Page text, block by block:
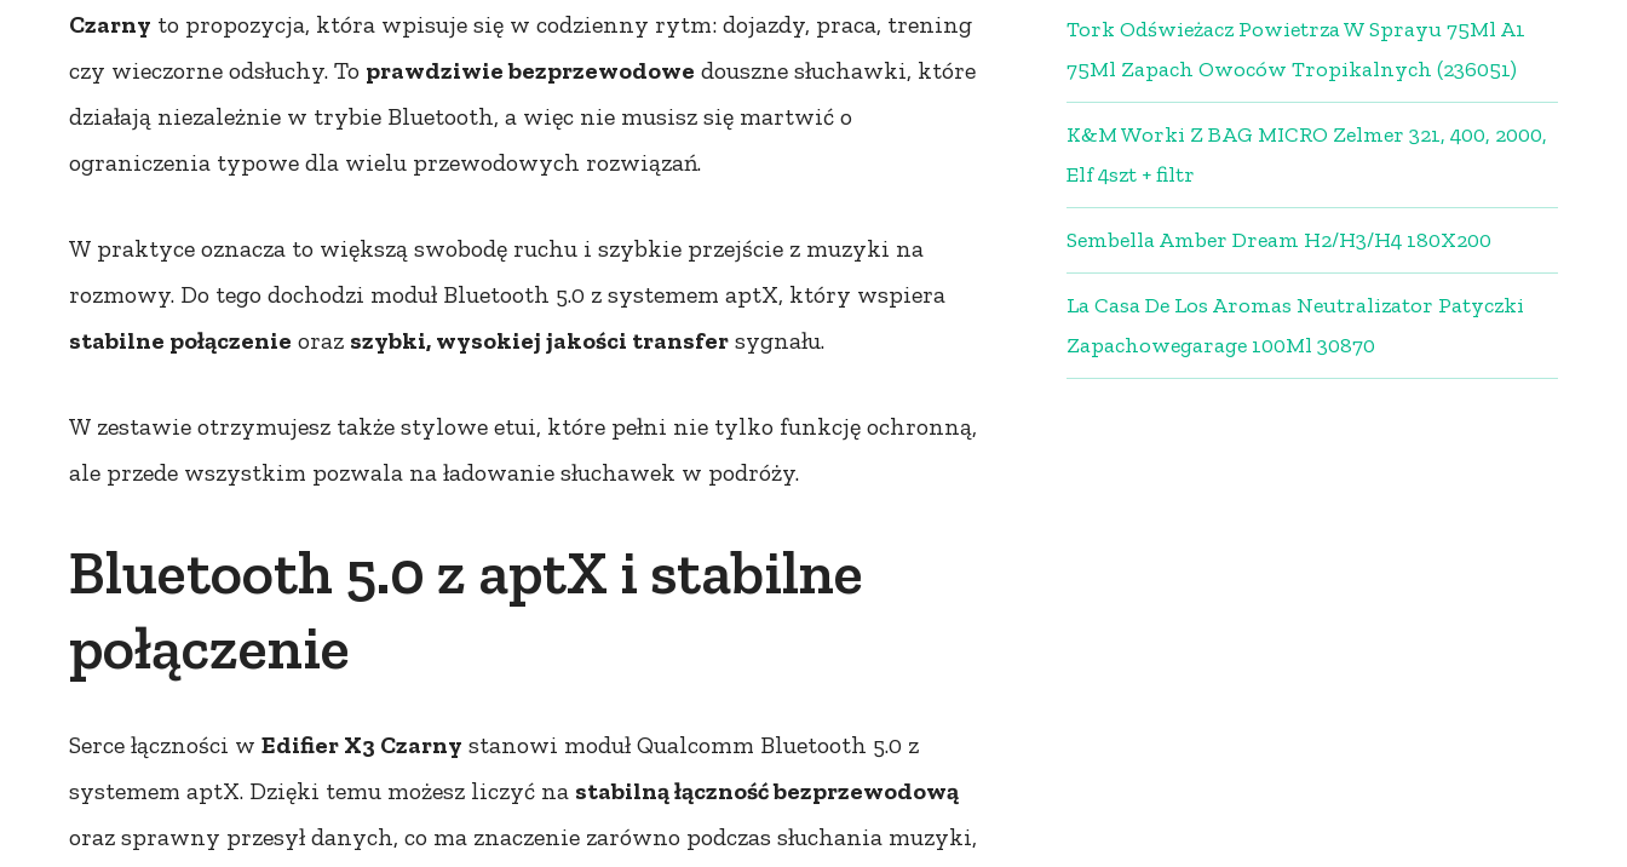
Czarny to propozycja, która wpisuje się w codzienny rytm: dojazdy, praca, trening
czy wieczorne odsłuchy. To prawdziwie bezprzewodowe douszne słuchawki, które
działają niezależnie w trybie Bluetooth, a więc nie musisz się martwić o
ograniczenia typowe dla wielu przewodowych rozwiązań.
W praktyce oznacza to większą swobodę ruchu i szybkie przejście z muzyki na
rozmowy. Do tego dochodzi moduł Bluetooth 5.0 z systemem aptX, który wspiera
stabilne połączenie oraz szybki, wysokiej jakości transfer sygnału.
W zestawie otrzymujesz także stylowe etui, które pełni nie tylko funkcję ochronną,
ale przede wszystkim pozwala na ładowanie słuchawek w podróży.
Bluetooth 5.0 z aptX i stabilne
połączenie
Serce łączności w Edifier X3 Czarny stanowi moduł Qualcomm Bluetooth 5.0 z
systemem aptX. Dzięki temu możesz liczyć na stabilną łączność bezprzewodową
oraz sprawny przesył danych, co ma znaczenie zarówno podczas słuchania muzyki,
Tork Odświeżacz Powietrza W Sprayu 75Ml A1
75Ml Zapach Owoców Tropikalnych (236051)
K&M Worki Z BAG MICRO Zelmer 321, 400, 2000,
Elf 4szt + filtr
Sembella Amber Dream H2/H3/H4 180X200
La Casa De Los Aromas Neutralizator Patyczki
Zapachowegarage 100Ml 30870